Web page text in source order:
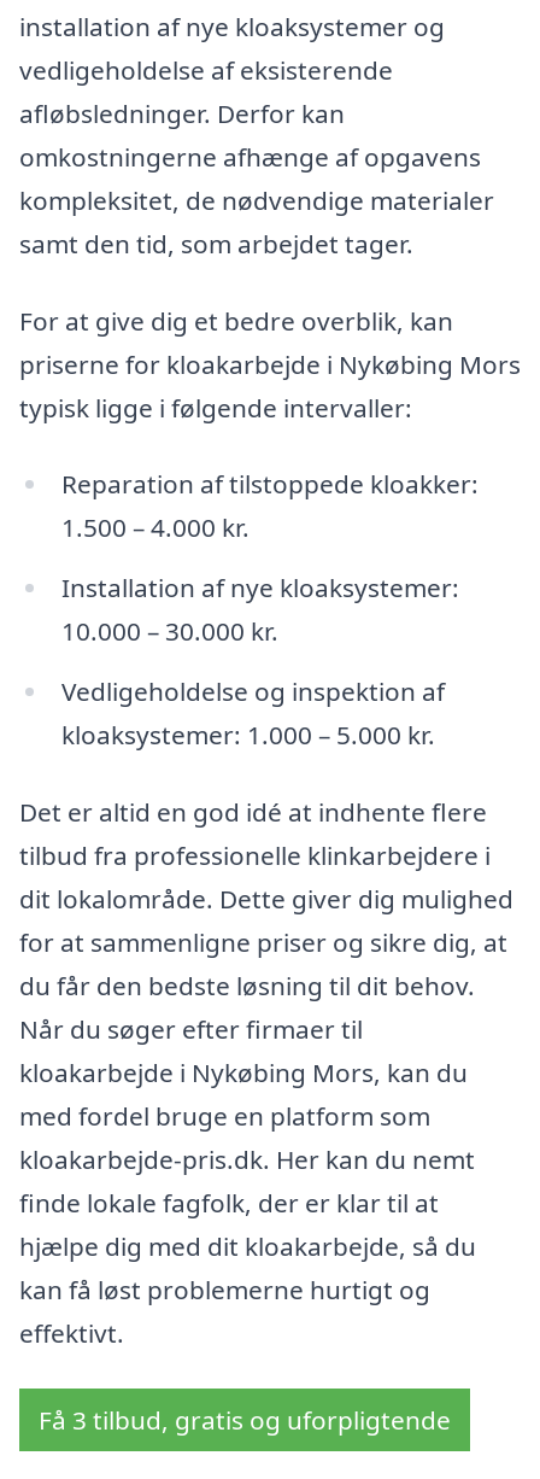
installation af nye kloaksystemer og
vedligeholdelse af eksisterende
afløbsledninger. Derfor kan
omkostningerne afhænge af opgavens
kompleksitet, de nødvendige materialer
samt den tid, som arbejdet tager.
For at give dig et bedre overblik, kan
priserne for kloakarbejde i Nykøbing Mors
typisk ligge i følgende intervaller:
Reparation af tilstoppede kloakker:
1.500 – 4.000 kr.
Installation af nye kloaksystemer:
10.000 – 30.000 kr.
Vedligeholdelse og inspektion af
kloaksystemer: 1.000 – 5.000 kr.
Det er altid en god idé at indhente flere
tilbud fra professionelle klinkarbejdere i
dit lokalområde. Dette giver dig mulighed
for at sammenligne priser og sikre dig, at
du får den bedste løsning til dit behov.
Når du søger efter firmaer til
kloakarbejde i Nykøbing Mors, kan du
med fordel bruge en platform som
kloakarbejde-pris.dk. Her kan du nemt
finde lokale fagfolk, der er klar til at
hjælpe dig med dit kloakarbejde, så du
kan få løst problemerne hurtigt og
effektivt.
Få 3 tilbud, gratis og uforpligtende